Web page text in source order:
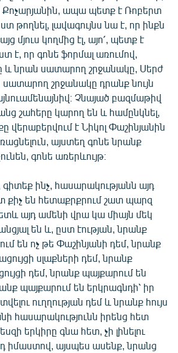
ապա պետք է Ռոբերտ
թողնել, լավագույնս նա է, որ ինքն
մյուս կողմից էլ, այո՛, պետք է
է, որ գոնե ֆորմալ առումով,
և նրան սատարող շրջանակը, Սերժ
շրջանակը դրանք նույն
Չնայած բազմաթիվ
շահերը կարող են և համընկնել,
է Նիկոլ Փաշինյանին
այստեղ գոնե նրանք
գոնե առերևույթ։
գիտեք ինչ, հասարակությանն այդ
քիչ են հետաքրքրում շատ պարզ
այդ ամենի վրա կա միայն մեկ
են և, ըստ էության, նրանք
են ոչ թե Փաշինյանի դեմ, նրանք
սլաքների դեմ, նրանք
դեմ, նրանք պայքարում են
պայքարում են երկրագնդի՝ իր
ուղղության դեմ և նրանք հույս
հասարակությունն իրենց հետ
երկիրը գնա հետ, չի լինելու
իմաստով, այսպես ասենք, նրանց